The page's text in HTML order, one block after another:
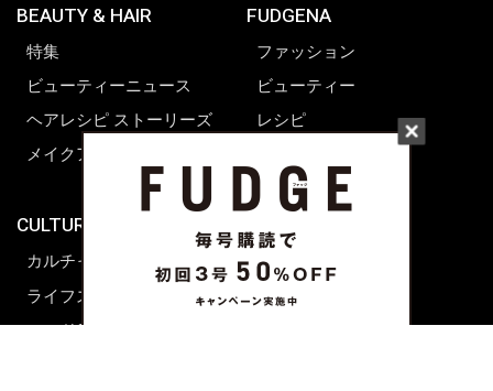
BEAUTY & HAIR
特集
ビューティーニュース
ヘアレシピ ストーリーズ
メイクアップティップス
CULTURE & LIFE
カルチャー
ライフスタイル
フード&ドリンク
FUDGENA
ファッション
ビューティー
レシピ
海外生活